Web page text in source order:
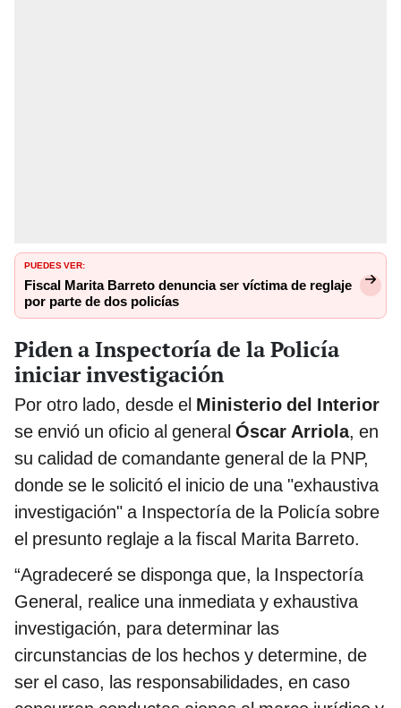
PUEDES VER:
Fiscal Marita Barreto denuncia ser víctima de reglaje
por parte de dos policías
Piden a Inspectoría de la Policía
iniciar investigación
Por otro lado, desde el Ministerio del Interior
se envió un oficio al general Óscar Arriola, en
su calidad de comandante general de la PNP,
donde se le solicitó el inicio de una "exhaustiva
investigación" a Inspectoría de la Policía sobre
el presunto reglaje a la fiscal Marita Barreto.
“Agradeceré se disponga que, la Inspectoría
General, realice una inmediata y exhaustiva
investigación, para determinar las
circunstancias de los hechos y determine, de
ser el caso, las responsabilidades, en caso